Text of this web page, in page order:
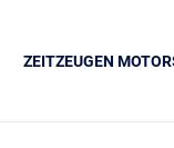
ZEITZEUGEN